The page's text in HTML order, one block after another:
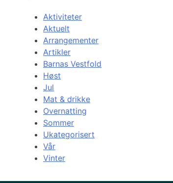
Aktiviteter
Aktuelt
Arrangementer
Artikler
Barnas Vestfold
Høst
Jul
Mat & drikke
Overnatting
Sommer
Ukategorisert
Vår
Vinter